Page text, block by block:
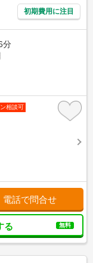
初期費用に注目
分
相談可
電話で問合せ
る 無料